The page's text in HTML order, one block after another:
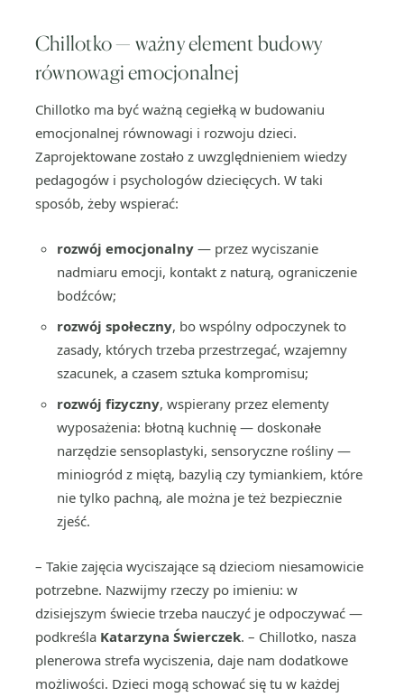
Chillotko — ważny element budowy
równowagi emocjonalnej
Chillotko ma być ważną cegiełką w budowaniu
emocjonalnej równowagi i rozwoju dzieci.
Zaprojektowane zostało z uwzględnieniem wiedzy
pedagogów i psychologów dziecięcych. W taki
sposób, żeby wspierać:
rozwój emocjonalny — przez wyciszanie
nadmiaru emocji, kontakt z naturą, ograniczenie
bodźców;
rozwój społeczny, bo wspólny odpoczynek to
zasady, których trzeba przestrzegać, wzajemny
szacunek, a czasem sztuka kompromisu;
rozwój fizyczny, wspierany przez elementy
wyposażenia: błotną kuchnię — doskonałe
narzędzie sensoplastyki, sensoryczne rośliny —
miniogród z miętą, bazylią czy tymiankiem, które
nie tylko pachną, ale można je też bezpiecznie
zjeść.
– Takie zajęcia wyciszające są dzieciom niesamowicie
potrzebne. Nazwijmy rzeczy po imieniu: w
dzisiejszym świecie trzeba nauczyć je odpoczywać —
podkreśla Katarzyna Świerczek. – Chillotko, nasza
plenerowa strefa wyciszenia, daje nam dodatkowe
możliwości. Dzieci mogą schować się tu w każdej